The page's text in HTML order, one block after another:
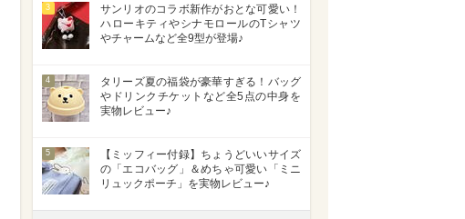
3
サンリオのコラボ新作がおとな可愛い！
ハローキティやシナモロールのTシャツ
やチャームなど全9型が登場♪
4
タリーズ夏の福袋が豪華すぎる！バッグ
やドリンクチケットなど全5点の中身を
実物レビュー♪
5
【ミッフィー付録】ちょうどいいサイズ
の「エコバッグ」＆めちゃ可愛い「ミニ
リュックポーチ」を実物レビュー♪